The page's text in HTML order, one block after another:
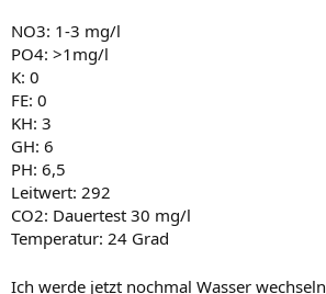
NO3: 1-3 mg/l
PO4: >1mg/l
K: 0
FE: 0
KH: 3
GH: 6
PH: 6,5
Leitwert: 292
CO2: Dauertest 30 mg/l
Temperatur: 24 Grad
Ich werde jetzt nochmal Wasser wechseln